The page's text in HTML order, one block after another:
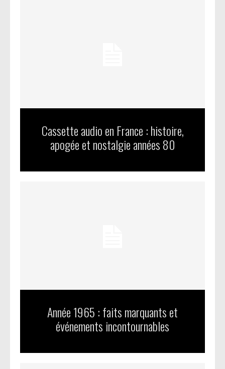
Cassette audio en France : histoire,
apogée et nostalgie années 80
Année 1965 : faits marquants et
événements incontournables